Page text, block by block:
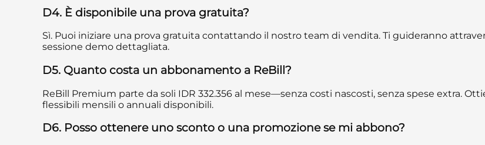
D4. È disponibile una prova gratuita?
Sì. Puoi iniziare una prova gratuita contattando il nostro team di vendita. Ti guideranno
sessione demo dettagliata.
D5. Quanto costa un abbonamento a ReBill?
ReBill Premium parte da soli IDR 332.356 al mese—senza costi nascosti, senza spese extra.
flessibili mensili o annuali disponibili.
D6. Posso ottenere uno sconto o una promozione se mi abbono?